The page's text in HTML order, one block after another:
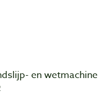
en wetmachine